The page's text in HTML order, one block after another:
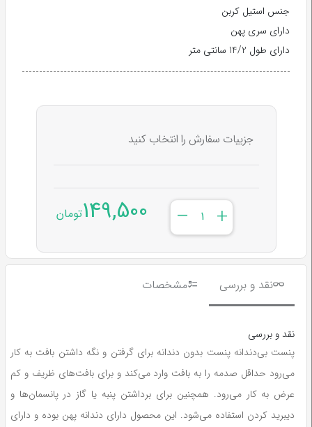
جنس استیل کربن
دارای سری پهن
دارای طول 14/2 سانتی متر
جزییات سفارش را انتخاب کنید
+
–
149,500تومان
نقد و بررسی مشخصات
نقد و بررسی
پنست بی‌دندانه پنست بدون دندانه برای گرفتن و نگه داشتن بافت به کار
می‌رود حداقل صدمه را به بافت وارد می‌کند و برای بافت‌های ظریف و کم
عرض به کار می‌رود. همچنین برای برداشتن پنبه یا گاز در پانسمان‌ها و
دیبرید کردن استفاده می‌شود. این محصول دارای دندانه پهن بوده و دارای